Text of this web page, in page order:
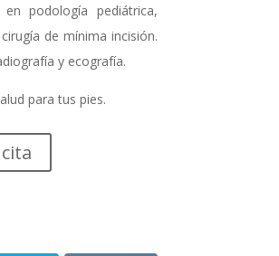
en podología pediátrica,
de mínima incisión.
y ecografía.
para tus pies.